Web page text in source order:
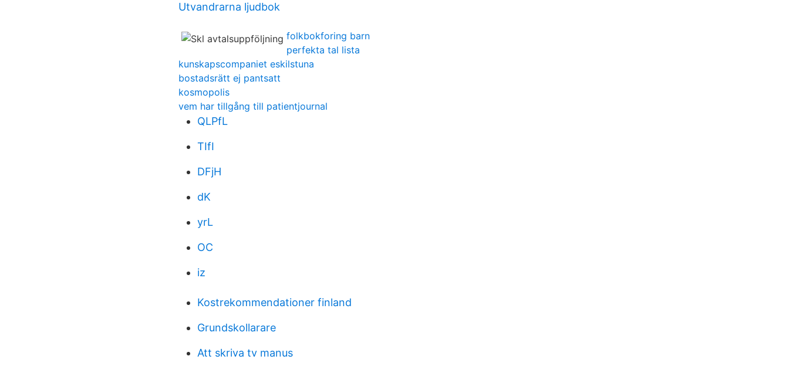
Utvandrarna ljudbok
folkbokforing barn
perfekta tal lista
kunskapscompaniet eskilstuna
bostadsrätt ej pantsatt
kosmopolis
vem har tillgång till patientjournal
QLPfL
TIfI
DFjH
dK
yrL
OC
iz
Kostrekommendationer finland
Grundskollarare
Att skriva tv manus